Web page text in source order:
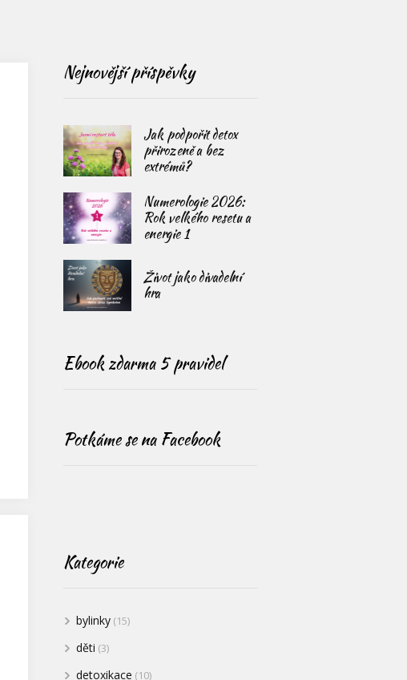
Nejnovější příspěvky
Jak podpořit detox
přirozeně a bez
extrémů?
Numerologie 2026:
Rok velkého resetu a
energie 1
Život jako divadelní
hra
Ebook zdarma 5 pravidel
Potkáme se na Facebook
Kategorie
bylinky(15)
děti (3)
detoxikace (10)